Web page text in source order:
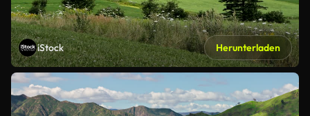
iStock Herunterladen